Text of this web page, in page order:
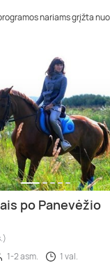
nariams grįžta nuo
po Panevėžio
1-2 asm. 1 val.